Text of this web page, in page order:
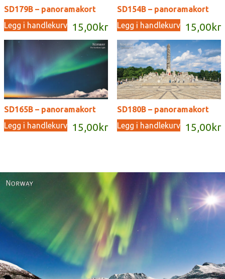
SD179B – panoramakort
15,00 kr
Legg i handlekurv
SD154B – panoramakort
15,00 kr
Legg i handlekurv
SD165B – panoramakort
15,00 kr
Legg i handlekurv
SD180B – panoramakort
15,00 kr
Legg i handlekurv
Norway